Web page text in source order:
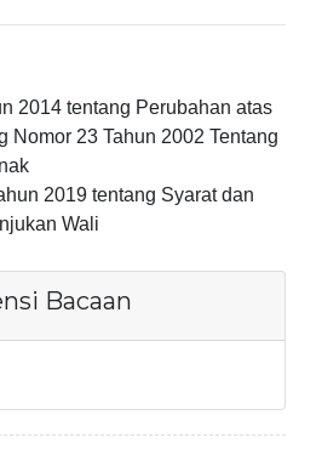
2014 tentang Perubahan atas
Nomor 23 Tahun 2002 Tentang
2019 tentang Syarat dan
Wali
Bacaan